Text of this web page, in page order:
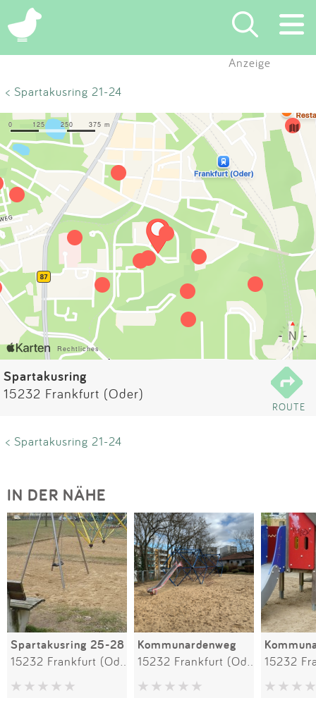
×
Eintragen
App
Blog
Partner
Kontakt
Impressum
Anzeige
< Spartakusring 21-24
Spartakusring
15232 Frankfurt (Oder)
ROUTE
< Spartakusring 21-24
IN DER NÄHE
Spartakusring 25-28 Kommunardenweg